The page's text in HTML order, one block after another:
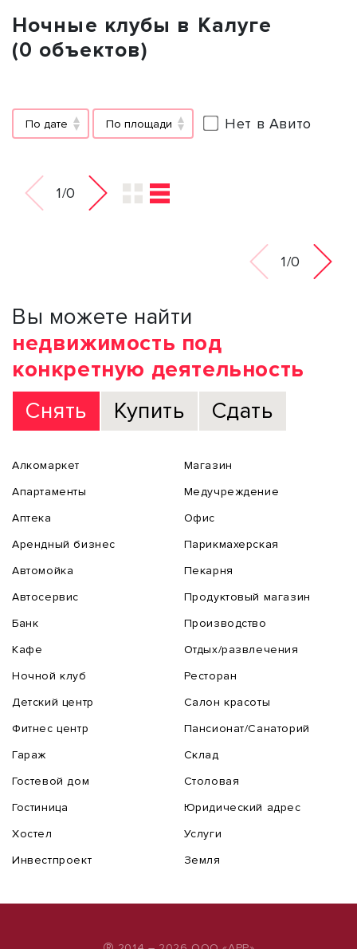
Ночные клубы в Калуге
(0 объектов)
По дате По площади Нет в Авито
1/0
1/0
Вы можете найти
недвижимость под
конкретную деятельность
Снять
Купить Сдать
Алкомаркет
Апартаменты
Аптека
Арендный бизнес
Автомойка
Автосервис
Банк
Кафе
Ночной клуб
Детский центр
Фитнес центр
Гараж
Гостевой дом
Гостиница
Хостел
Инвестпроект
Магазин
Медучреждение
Офис
Парикмахерская
Пекарня
Продуктовый магазин
Производство
Отдых/развлечения
Ресторан
Салон красоты
Пансионат/Санаторий
Склад
Столовая
Юридический адрес
Услуги
Земля